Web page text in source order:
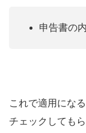
申告書の
これで適用にな
チェックしても